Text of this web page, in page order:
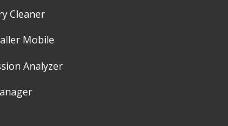
Cleaner
Mobile
Analyzer